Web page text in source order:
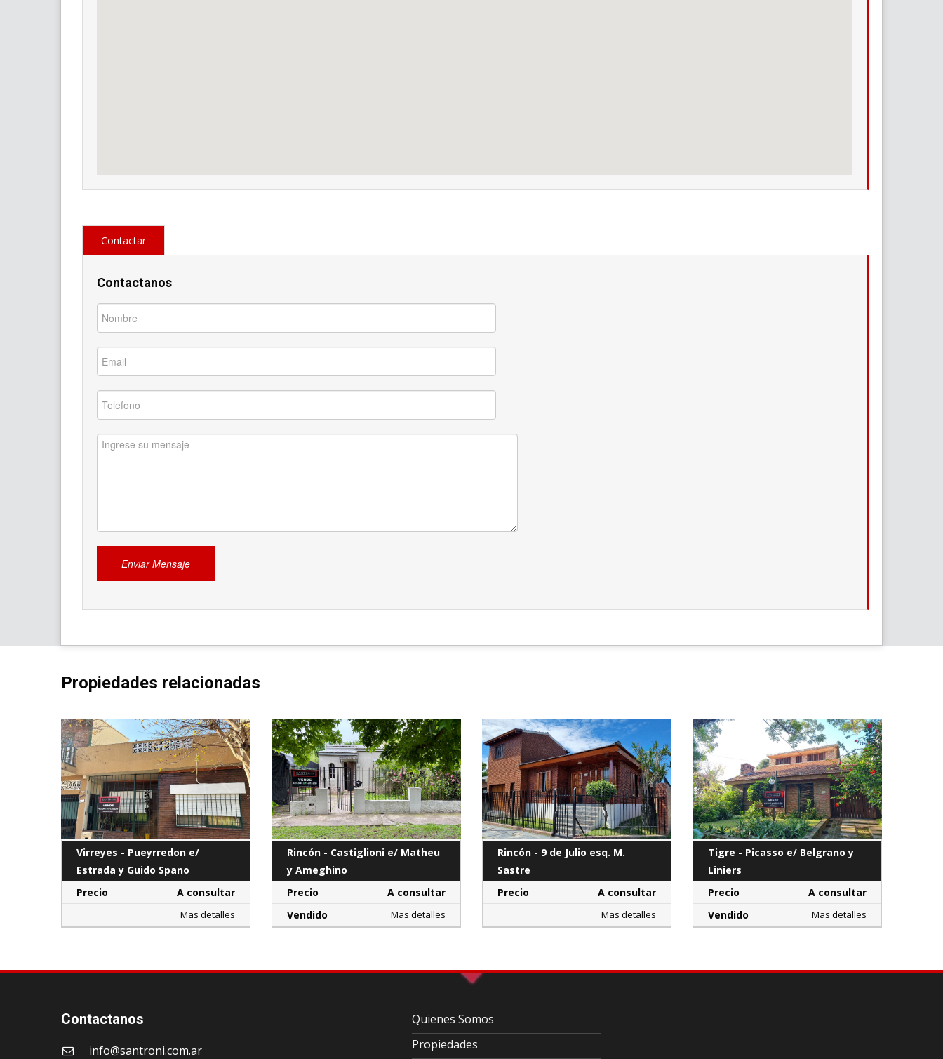
Contactar
Contactanos
Propiedades relacionadas
Virreyes - Pueyrredon e/
Estrada y Guido Spano
Precio
A consultar
Mas detalles
Rincón - Castiglioni e/ Matheu
y Ameghino
Precio
A consultar
Vendido
Mas detalles
Rincón - 9 de Julio esq. M.
Sastre
Precio
A consultar
Mas detalles
Tigre - Picasso e/ Belgrano y
Liniers
Precio
A consultar
Vendido
Mas detalles
Contactanos
info@santroni.com.ar
Quienes Somos
Propiedades